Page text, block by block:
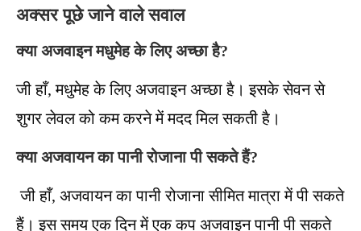
अक्सर पूछे जाने वाले सवाल
क्या अजवाइन मधुमेह के लिए अच्छा है?
जी हाँ, मधुमेह के लिए अजवाइन अच्छा है। इसके सेवन से
शुगर लेवल को कम करने में मदद मिल सकती है।
क्या अजवायन का पानी रोजाना पी सकते हैं?
जी हाँ, अजवायन का पानी रोजाना सीमित मात्रा में पी सकते
हैं। इस समय एक दिन में एक कप अजवाइन पानी पी सकते